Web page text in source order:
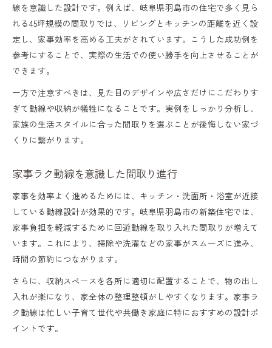
線を意識した設計です。例えば、岐阜県羽島市の住宅で多く見ら
れる45坪規模の間取りでは、リビングとキッチンの距離を近く設
定し、家事効率を高める工夫がされています。こうした成功例を
参考にすることで、実際の生活での使い勝手を向上させることが
できます。
一方で注意すべきは、見た目のデザインや広さだけにこだわりす
ぎて動線や収納が犠牲になることです。実例をしっかり分析し、
家族の生活スタイルに合った間取りを選ぶことが後悔しない家づ
くりに繋がります。
家事ラク動線を意識した間取り進行
家事を効率よく進めるためには、キッチン・洗面所・浴室が近接
している動線設計が効果的です。岐阜県羽島市の新築住宅では、
家事負担を軽減するために回遊動線を取り入れた間取りが増えて
います。これにより、掃除や洗濯などの家事がスムーズに進み、
時間の節約につながります。
さらに、収納スペースを各所に適切に配置することで、物の出し
入れが楽になり、家全体の整理整頓がしやすくなります。家事ラ
ク動線は忙しい子育て世代や共働き家庭に特におすすめの設計ポ
イントです。